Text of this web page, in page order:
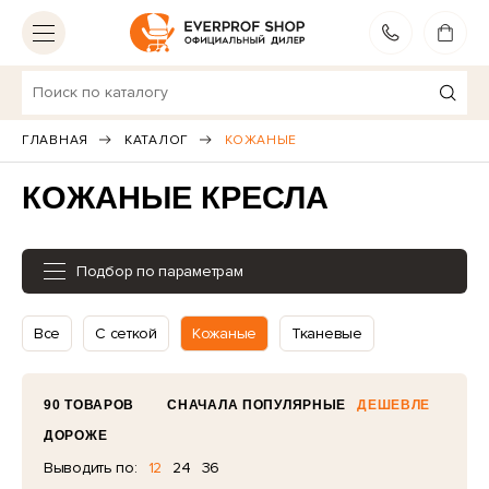
МОСКВА ВЫБЕРИТЕ ДРУГОЙ ГОРОД
Для руководителей25
Рабочие кресла41
Premium модели17
Для посетителей19
Весь каталог
ГЛАВНАЯ КАТАЛОГ КОЖАНЫЕ
КОЖАНЫЕ КРЕСЛА
Подбор по параметрам
Все С сеткой Кожаные Тканевые
90 ТОВАРОВ СНАЧАЛА ПОПУЛЯРНЫЕ
ДЕШЕВЛЕ
ДОРОЖЕ
Выводить по: 12 24 36